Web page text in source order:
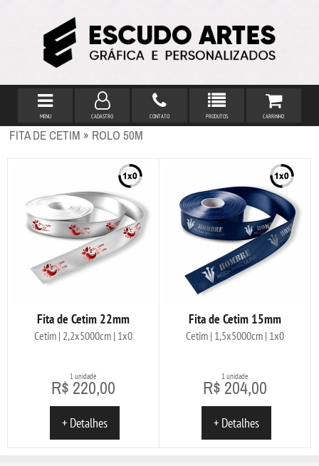
MENU CADASTRO CONTATO PRODUTOS CARRINHO
FITA DE CETIM » ROLO 50M
Fita de Cetim 22mm
Cetim | 2,2x5000cm | 1x0
1 unidade
R$ 220,00
+ Detalhes
Fita de Cetim 15mm
Cetim | 1,5x5000cm | 1x0
1 unidade
R$ 204,00
+ Detalhes